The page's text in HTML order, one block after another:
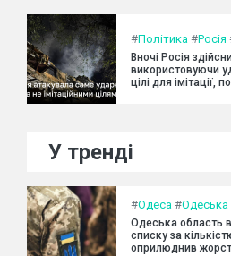
#Політика #Росія
Вночі Росія
використовуючи
цілі для імітації,
У тренді
#Одеса #Одеська
Одеська область
списку за
оприлюднив